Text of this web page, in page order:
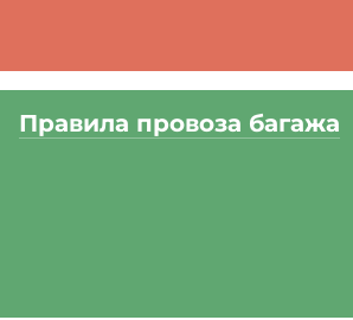
Правила провоза багажа